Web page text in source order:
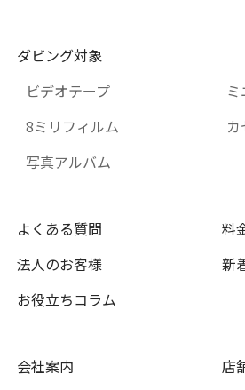
ダビング対象
ビデオテープ
ミ
8ミリフィルム
写真アルバム
よくある質問
料
法人のお客様
新
お役立ちコラム
会社案内
店